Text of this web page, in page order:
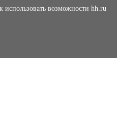
использовать возможности hh.ru